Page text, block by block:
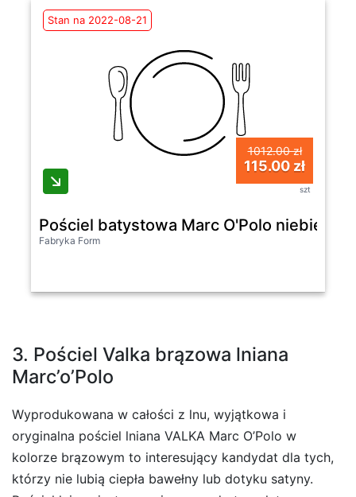
Stan na 2022-08-21
1012.00 zł
115.00 zł
szt
Pościel batystowa Marc O'Polo
Fabryka Form
3. Pościel Valka brązowa lniana
Marc’o’Polo
Wyprodukowana w całości z lnu, wyjątkowa i
oryginalna pościel lniana VALKA Marc O’Polo w
kolorze brązowym to interesujący kandydat dla tych,
którzy nie lubią ciepła bawełny lub dotyku satyny.